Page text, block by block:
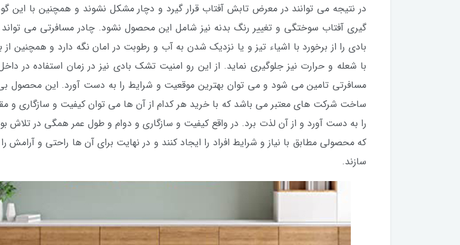
در نتیجه می توانند در معرض تابش آفتاب قرار گیرد و دچار مشکل نشوند و همچنین با این
گیری آفتاب سوختگی و تغییر رنگ بدنه نیز شامل این محصول نشود. چادر مسافرتی می
بادی را از برخورد با اشیاء تیز و یا نزدیک شدن به آب و رطوبت در امان نگه دارد و همچنین از
با شعله و حرارت نیز جلوگیری نماید. از این رو امنیت تشک بادی نیز در زمان استفاده در
مسافرتی تامین می شود و می توان بهترین موقعیت و شرایط را به دست آورد. این محصول
ساخت شرکت های معتبر می باشد که با خرید هر کدام از آن ها می توان کیفیت و سازگاری و
را به دست آورد و از آن لذت برد. در واقع کیفیت و سازگاری و دوام و طول عمر همگی در تلاش
که محصولی مطابق با نیاز و شرایط افراد را ایجاد کنند و در نهایت برای آن ها راحتی و آرامش
سازند.